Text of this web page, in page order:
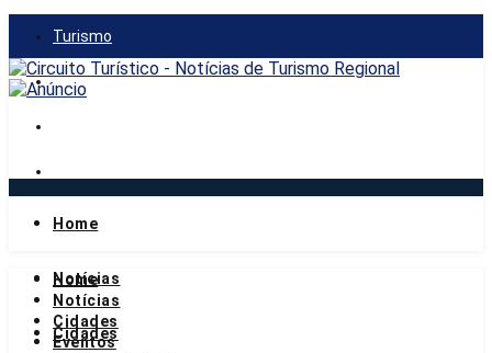
Turismo
Gastronomia
domingo, 9 de agosto de 2026
Home
Notícias
Cidades
Home
Notícias
Cidades
Eventos